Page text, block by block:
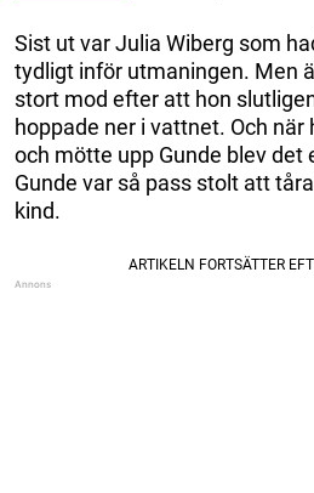
Sist ut var Julia Wiberg som
tydligt inför utmaningen. Men
stort mod efter att hon
hoppade ner i vattnet. Och
och mötte upp Gunde blev det
Gunde var så pass stolt att
kind.